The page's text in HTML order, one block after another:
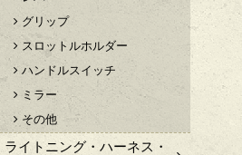
グリップ
スロットルホルダー
ハンドルスイッチ
ミラー
その他
ライトニング・ハーネス・